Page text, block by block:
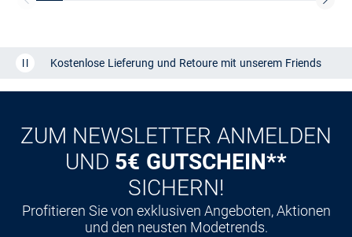
Kostenlose Lieferung und Retoure mit unserem Friends
CLUB
Kauf aufRechnung
ZUM NEWSLETTER ANMELDEN
UND 5€ GUTSCHEIN**
SICHERN!
Profitieren Sie von exklusiven Angeboten, Aktionen
und den neusten Modetrends.